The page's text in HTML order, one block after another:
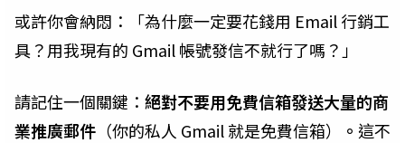
或許你會納悶：「為什麼一定要花錢用 Email 行銷工
具？用我現有的 Gmail 帳號發信不就行了嗎？」
請記住一個關鍵： 絕對不要用免費信箱發送大量的商
業推廣郵件 （你的私人 Gmail 就是免費信箱） 。 這不